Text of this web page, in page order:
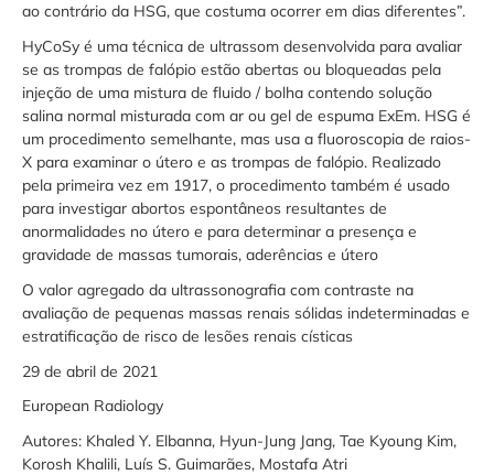
ao contrário da HSG, que costuma ocorrer em dias diferentes”.
HyCoSy é uma técnica de ultrassom desenvolvida para avaliar
se as trompas de falópio estão abertas ou bloqueadas pela
injeção de uma mistura de fluido / bolha contendo solução
salina normal misturada com ar ou gel de espuma ExEm. HSG é
um procedimento semelhante, mas usa a fluoroscopia de raios-
X para examinar o útero e as trompas de falópio. Realizado
pela primeira vez em 1917, o procedimento também é usado
para investigar abortos espontâneos resultantes de
anormalidades no útero e para determinar a presença e
gravidade de massas tumorais, aderências e útero
O valor agregado da ultrassonografia com contraste na
avaliação de pequenas massas renais sólidas indeterminadas e
estratificação de risco de lesões renais císticas
29 de abril de 2021
European Radiology
Autores: Khaled Y. Elbanna, Hyun-Jung Jang, Tae Kyoung Kim,
Korosh Khalili, Luís S. Guimarães, Mostafa Atri